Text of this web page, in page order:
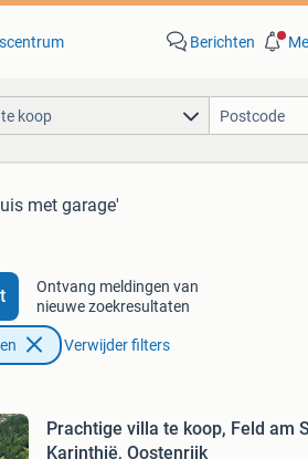
Berichten
koop
met garage'
Ontvang meldingen van
nieuwe zoekresultaten
Verwijder filters
Prachtige villa te koop, Feld am
Karinthië, Oostenrijk